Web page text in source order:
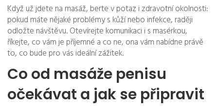
Když už jdete na masáž, berte v potaz i zdravotní okolnosti:
pokud máte nějaké problémy s kůží nebo infekce, raději
odložte návštěvu. Otevírejte komunikaci i s masérkou,
říkejte, co vám je příjemné a co ne, ona vám nabídne právě
to, co bude pro vás ideální zážitek.
Co od masáže penisu
očekávat a jak se připravit